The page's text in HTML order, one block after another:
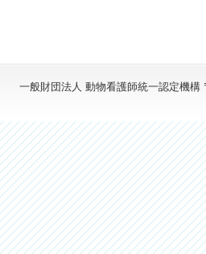
一般財団法人 動物看護師統一認定機構